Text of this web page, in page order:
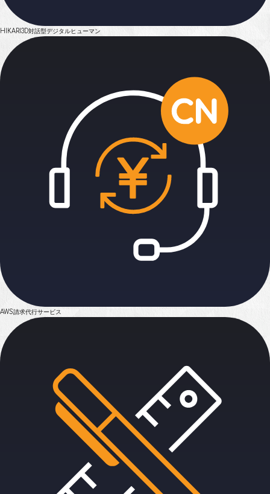
HIKARI 3D対話型デジタルヒューマン
AWS請求代行サービス